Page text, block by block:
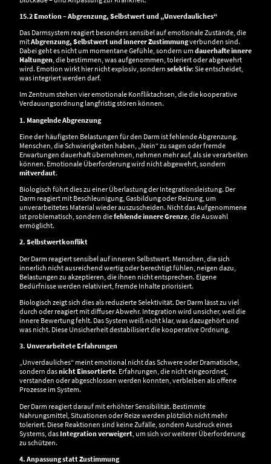
15.2 Emotion – Abgrenzung, Selbstwert und „Unverdauliches“
Das Darmsystem reagiert besonders sensibel auf emotionale Zustände, die
mitAbgrenzung, Selbstwert und innerer Zustimmungverbunden sind.
Dabei geht es nicht um momentane Gefühle, sondern um dauerhafte innere
Haltungen, die bestimmen, was aufgenommen, toleriert oder abgewehrt
wird. Emotion wirkt hier nicht explosiv, sondern selektiv: Sie entscheidet,
was integriert werden darf.
Im Zentrum stehen vier emotionale Konfliktachsen, die die kooperative
Verdauungsordnung langfristig stören können.
1. Mangelnde Abgrenzung
Eine der häufigsten Belastungen für den Darm ist fehlende Abgrenzung.
Menschen, die Schwierigkeiten haben, „Nein“ zu sagen oder fremde
Erwartungen dauerhaft übernehmen, nehmen mehr auf, als sie verarbeiten
können. Emotionale Überforderung wird nicht abgewehrt, sondern
mitverdaut.
Biologisch führt dies zu einer Überlastung der Integrationsleistung. Der
Darm reagiert mit Beschleunigung, Gasbildung oder Reizung, um
unverarbeitetes Material wieder auszuscheiden. Nicht das Aufgenommene
ist problematisch, sondern diefehlende innere Grenze, die Auswahl
ermöglicht.
2. Selbstwertkonflikt
Der Darm reagiert sensibel auf inneren Selbstwert. Menschen, die sich
innerlich nicht ausreichend wertig oder berechtigt fühlen, neigen dazu,
Belastungen zu akzeptieren, die ihnen nicht entsprechen. Eigene
Bedürfnisse werden relativiert, fremde Inhalte priorisiert.
Biologisch zeigt sich dies als reduzierte Selektivität. Der Darm lässt zu viel
durch oder reagiert mit diffuser Abwehr. Integration wird unsicher, weil die
innere Bewertung fehlt. Das System weiß nicht klar, was dazugehört und
was nicht. Diese Unsicherheit destabilisiert die kooperative Ordnung.
3. Unverarbeitete Erfahrungen
„Unverdauliches“ meint emotional nicht das Schwere oder Dramatische,
sondern dasnicht Einsortierte. Erfahrungen, die nicht eingeordnet,
verstanden oder abgeschlossen werden konnten, verbleiben als offene
Prozesse im System.
Der Darm reagiert darauf mit erhöhter Sensibilität. Bestimmte
Nahrungsmittel, Situationen oder Reize werden plötzlich nicht mehr
toleriert. Diese Reaktionen sind keine Zufälle, sondern Ausdruck eines
Systems, das Integration verweigert , um sich vor weiterer Überforderung
zu schützen.
4. Anpassung statt Zustimmung